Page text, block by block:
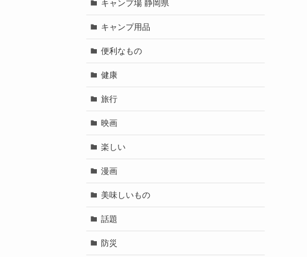
キャンプ場 静岡県
キャンプ用品
便利なもの
健康
旅行
映画
楽しい
漫画
美味しいもの
話題
防災